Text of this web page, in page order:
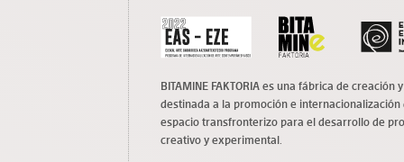
BITAMINE FAKTORIA es una fábrica de
destinada a la promoción e
espacio transfronterizo para el desarrollo de
creativo y experimental.